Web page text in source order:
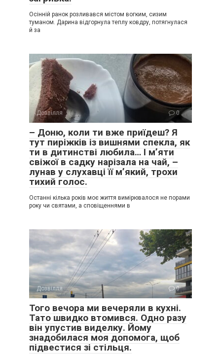
Осінній ранок розливався містом вогким, сизим
туманом. Дарина відгорнула теплу ковдру, потягнулася
й за
Дозвілля 0
– Доню, коли ти вже приїдеш? Я
тут пиріжків із вишнями спекла, як
ти в дитинстві любила… І м’яти
свіжої в садку нарізала на чай, –
лунав у слухавці її м’який, трохи
тихий голос.
Останні кілька років моє життя вимірювалося не порами
року чи святами, а сповіщеннями в
Дозвілля 0
Того вечора ми вечеряли в кухні.
Тато швидко втомився. Одно разу
він упустив виделку. Йому
знадобилася моя допомога, щоб
підвестися зі стільця.